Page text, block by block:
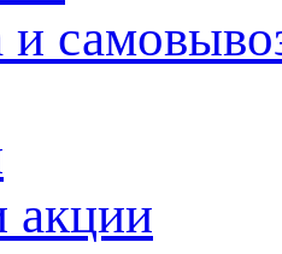
и
акции